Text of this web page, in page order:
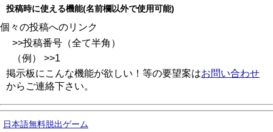
投稿時に使える機能(名前欄以外で使用可能)
個々の投稿へのリンク
>>投稿番号（全て半角）
（例） >>1
掲示板にこんな機能が欲しい！等の要望案はお問い合わせ
からご連絡下さい。
日本語無料脱出ゲーム